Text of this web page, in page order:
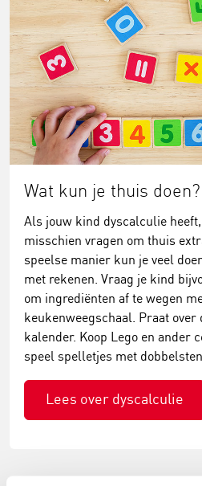
Wat kun je thuis doen?
Als jouw kind dyscalculie
misschien vragen om thuis
speelse manier kun je veel
met rekenen. Vraag je kind
om ingrediënten af te wegen
keukenweegschaal. Praat over
kalender. Koop Lego en ander
speel spelletjes met
Lees over dyscalculie